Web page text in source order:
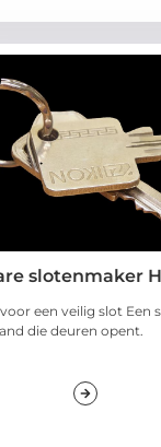
slotenmaker
een veilig slot Een
die deuren opent.